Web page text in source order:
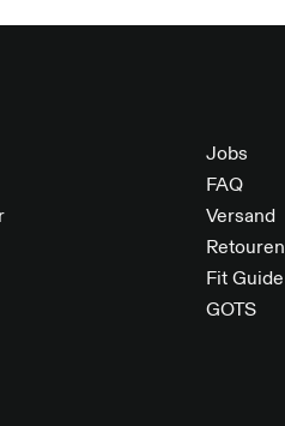
Jobs
FAQ
Versand
Retouren
Fit Guide
GOTS